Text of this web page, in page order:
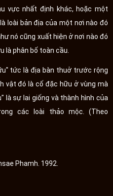
vực nhất định khác, hoặc một
loài bản địa của một nơi nào đó
nó cũng xuất hiện ở nơi nào đó
là phân bố toàn cầu.
tức là địa bàn thuở trước rộng
vật đó là cố đặc hữu ở vùng mà
là sự lai giống và thành hình của
các loài thảo mộc. (Theo
Phamh. 1992.